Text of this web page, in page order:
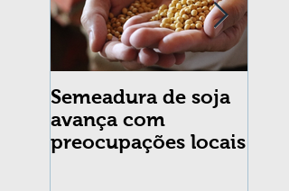
Semeadura de soja
avança com
preocupações locais